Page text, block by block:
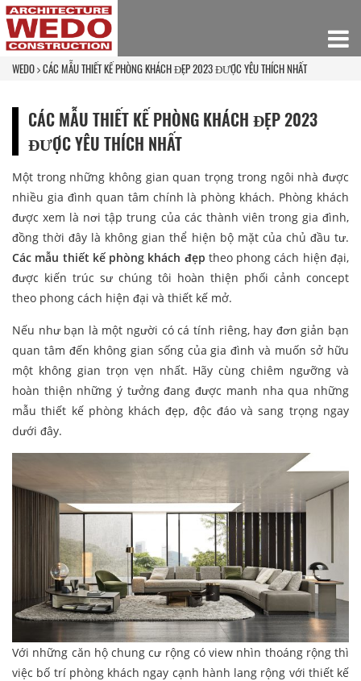
WEDO CÁC MẪU THIẾT KẾ PHÒNG KHÁCH ĐẸP 2023 ĐƯỢC YÊU THÍCH NHẤT
CÁC MẪU THIẾT KẾ PHÒNG KHÁCH ĐẸP 2023
ĐƯỢC YÊU THÍCH NHẤT
Một trong những không gian quan trọng trong ngôi nhà được
nhiều gia đình quan tâm chính là phòng khách. Phòng khách
được xem là nơi tập trung của các thành viên trong gia đình,
đồng thời đây là không gian thể hiện bộ mặt của chủ đầu tư.
Các mẫu thiết kế phòng khách đẹp theo phong cách hiện đại,
được kiến trúc sư chúng tôi hoàn thiện phối cảnh concept
theo phong cách hiện đại và thiết kế mở.
Nếu như bạn là một người có cá tính riêng, hay đơn giản bạn
quan tâm đến không gian sống của gia đình và muốn sở hữu
một không gian trọn vẹn nhất. Hãy cùng chiêm ngưỡng và
hoàn thiện những ý tưởng đang được manh nha qua những
mẫu thiết kế phòng khách đẹp, độc đáo và sang trọng ngay
dưới đây.
Với những căn hộ chung cư rộng có view nhìn thoáng rộng thì
việc bố trí phòng khách ngay cạnh hành lang rộng với thiết kế